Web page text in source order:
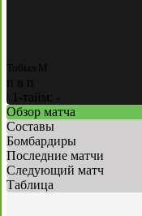
Тобыл М
п в
п
1-тайм: -
Обзор матча
Составы
Бомбардиры
Последние матчи
Следующий матч
Таблица